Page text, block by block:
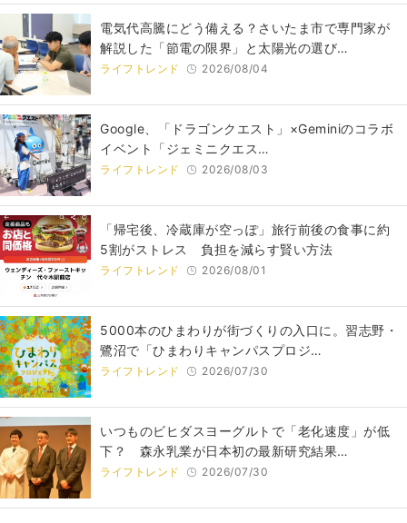
電気代高騰にどう備える？さいたま市で専門家が
解説した「節電の限界」と太陽光の選び…
ライフトレンド 2026/08/04
Google、「ドラゴンクエスト」×Geminiのコラボ
イベント「ジェミニクエス…
ライフトレンド 2026/08/03
「帰宅後、冷蔵庫が空っぽ」旅行前後の食事に約
5割がストレス 負担を減らす賢い方法
ライフトレンド 2026/08/01
5000本のひまわりが街づくりの入口に。習志野・
鷺沼で「ひまわりキャンパスプロジ…
ライフトレンド 2026/07/30
いつものビヒダスヨーグルトで「老化速度」が低
下？ 森永乳業が日本初の最新研究結果…
ライフトレンド 2026/07/30